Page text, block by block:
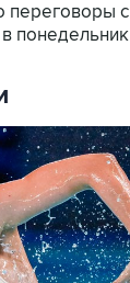
переговоры с
понедельник